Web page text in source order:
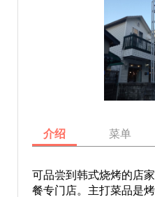
介绍 菜单
可品尝到韩式烧烤的店
餐专门店。主打菜品是烤